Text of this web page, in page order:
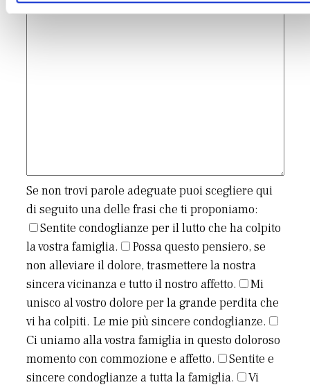
Se non trovi parole adeguate puoi scegliere qui
di seguito una delle frasi che ti proponiamo:
Sentite condoglianze per il lutto che ha colpito
la vostra famiglia.
Possa questo pensiero, se
non alleviare il dolore, trasmettere la nostra
sincera vicinanza e tutto il nostro affetto.
Mi
unisco al vostro dolore per la grande perdita che
vi ha colpiti. Le mie più sincere condoglianze.
Ci uniamo alla vostra famiglia in questo doloroso
momento con commozione e affetto.
Sentite e
sincere condoglianze a tutta la famiglia.
Vi